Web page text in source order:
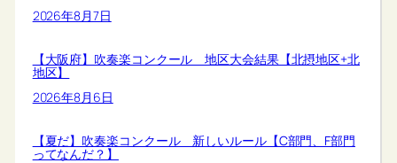
2026年8月7日
【大阪府】吹奏楽コンクール 地区大会結果【北摂地区+北
地区】
2026年8月6日
【夏だ】吹奏楽コンクール 新しいルール【C部門、F部門
ってなんだ？】